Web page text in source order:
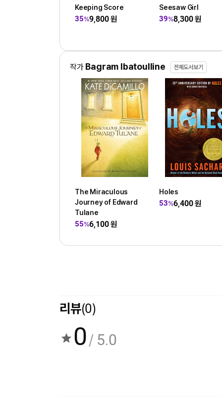
Keeping Score
35%9,800원
Seesaw Girl
39%8,300원
작가 Bagram Ibatoulline 전체도서보기
The Miraculous
Journey of Edward
Tulane
55%6,100원
Holes
53%6,400원
리뷰(0)
0/ 5.0